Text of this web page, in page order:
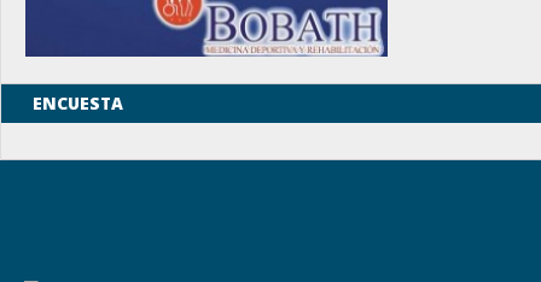
ENCUESTA